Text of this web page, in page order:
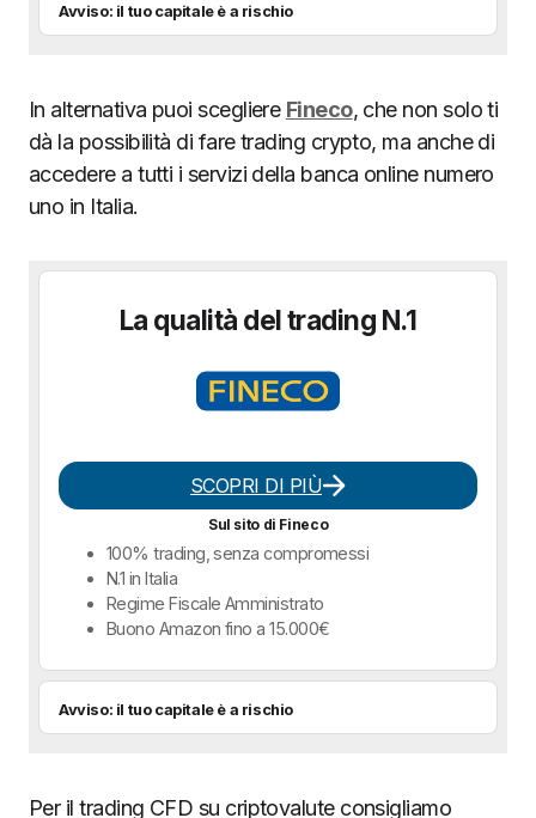
Avviso: il tuo capitale è a rischio
In alternativa puoi scegliere Fineco, che non solo ti
dà la possibilità di fare trading crypto, ma anche di
accedere a tutti i servizi della banca online numero
uno in Italia.
La qualità del trading N.1
SCOPRI DI PIÙ
Sul sito di Fineco
100% trading, senza compromessi
N.1 in Italia
Regime Fiscale Amministrato
Buono Amazon fino a 15.000€
Avviso: il tuo capitale è a rischio
Per il trading CFD su criptovalute consigliamo